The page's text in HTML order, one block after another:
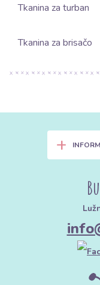
Tkanina za turban
Tkanina za brisačo
+